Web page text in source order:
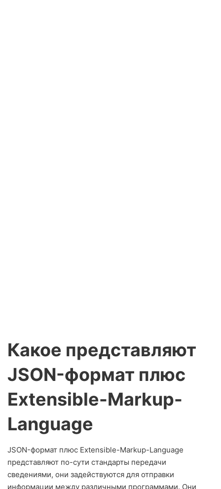
Какое представляют
JSON-формат плюс
Extensible-Markup-
Language
JSON-формат плюс Extensible-Markup-Language
представляют по-сути стандарты передачи
сведениями, они задействуются для отправки
информации между различными программами. Они